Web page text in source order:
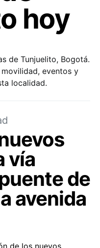
hoy
de Tunjuelito, Bogotá.
eventos y
localidad.
vía
de
avenida